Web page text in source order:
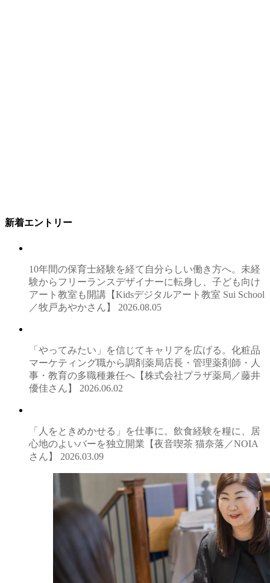
新着エントリー
10年間の保育士経験を経て自分らしい働き方へ。未経
験からフリーランスデザイナーに転身し、子ども向け
アート教室も開講【Kidsデジタルアート教室 Sui School
／牧戸あやかさん】 2026.08.05
「やってみたい」を信じてキャリアを広げる。化粧品
マーケティング職から調剤薬局店長・管理薬剤師・人
事・教育の多職種兼任へ【株式会社プラザ薬局／藤井
優佳さん】 2026.06.02
「人をときめかせる」を仕事に。飲食経験を糧に、居
心地のよいバーを独立開業【夜音喫茶 猫奈落／NOIA
さん】 2026.03.09